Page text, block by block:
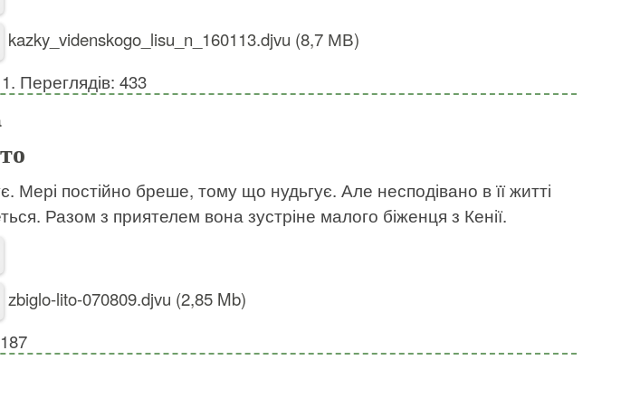
kazky_videnskogo_lisu_n_160113.djvu (8,7 МВ)
Переглядів: 433
Мері постійно бреше, тому що нудьгує. Але несподівано в її житті
Разом з приятелем вона зустріне малого біженця з Кенії.
zbiglo-lito-070809.djvu (2,85 Mb)